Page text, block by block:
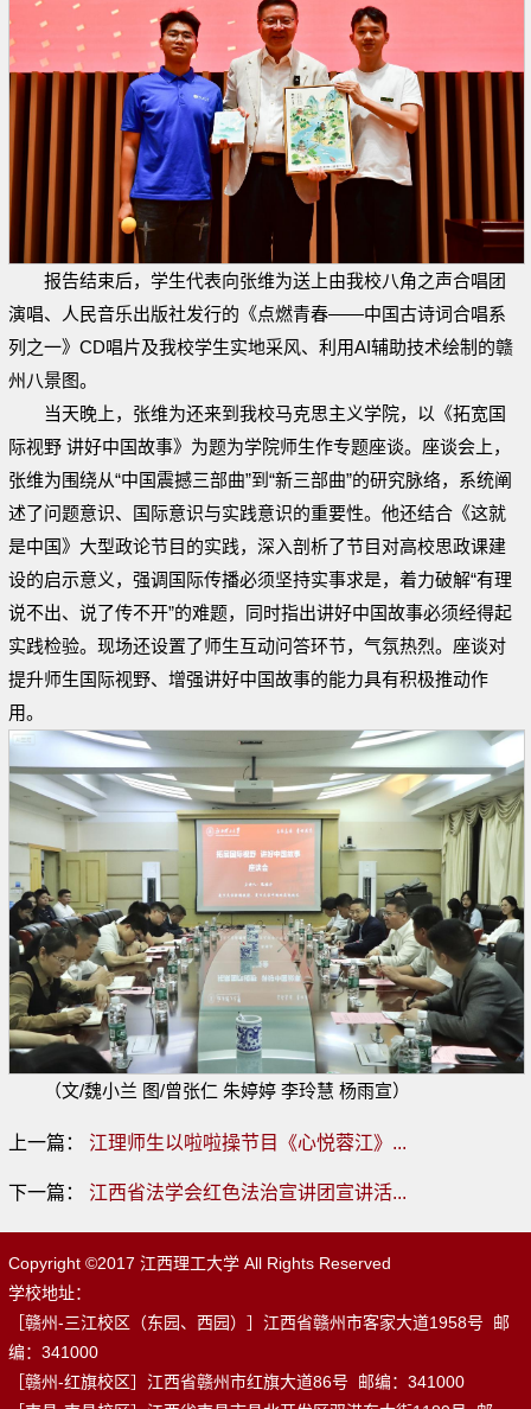
报告结束后，学生代表向张维为送上由我校八角之声合唱团
演唱、人民音乐出版社发行的《点燃青春——中国古诗词合唱系
列之一》CD唱片及我校学生实地采风、利用AI辅助技术绘制的赣
州八景图。
当天晚上，张维为还来到我校马克思主义学院，以《拓宽国
际视野 讲好中国故事》为题为学院师生作专题座谈。座谈会上，
张维为围绕从“中国震撼三部曲”到“新三部曲”的研究脉络，系统阐
述了问题意识、国际意识与实践意识的重要性。他还结合《这就
是中国》大型政论节目的实践，深入剖析了节目对高校思政课建
设的启示意义，强调国际传播必须坚持实事求是，着力破解“有理
说不出、说了传不开”的难题，同时指出讲好中国故事必须经得起
实践检验。现场还设置了师生互动问答环节，气氛热烈。座谈对
提升师生国际视野、增强讲好中国故事的能力具有积极推动作
用。
（文/魏小兰 图/曾张仁 朱婷婷 李玲慧 杨雨宣）
上一篇： 江理师生以啦啦操节目《心悦蓉江》...
下一篇： 江西省法学会红色法治宣讲团宣讲活...
Copyright ©2017 江西理工大学 All Rights Reserved
学校地址：
［赣州-三江校区（东园、西园）］江西省赣州市客家大道1958号 邮
编：341000
［赣州-红旗校区］江西省赣州市红旗大道86号 邮编：341000